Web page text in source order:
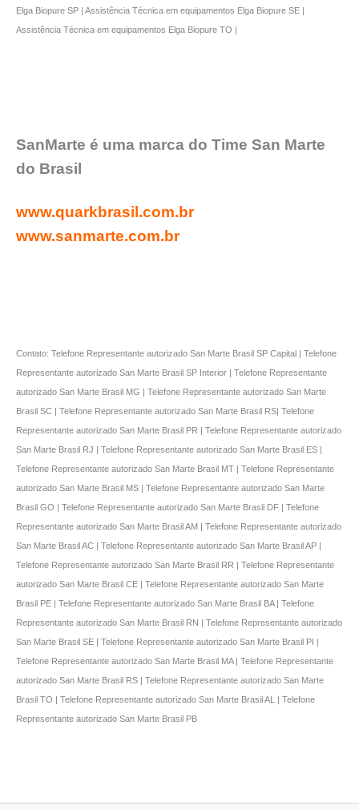
Elga Biopure SP | Assistência Técnica em equipamentos Elga Biopure SE |
Assistência Técnica em equipamentos Elga Biopure TO |
SanMarte é uma marca do Time San Marte
do Brasil
www.quarkbrasil.com.br
www.sanmarte.com.br
Contato: Telefone Representante autorizado San Marte Brasil SP Capital | Telefone
Representante autorizado San Marte Brasil SP Interior | Telefone Representante
autorizado San Marte Brasil MG | Telefone Representante autorizado San Marte
Brasil SC | Telefone Representante autorizado San Marte Brasil RS| Telefone
Representante autorizado San Marte Brasil PR | Telefone Representante autorizado
San Marte Brasil RJ | Telefone Representante autorizado San Marte Brasil ES |
Telefone Representante autorizado San Marte Brasil MT | Telefone Representante
autorizado San Marte Brasil MS | Telefone Representante autorizado San Marte
Brasil GO | Telefone Representante autorizado San Marte Brasil DF | Telefone
Representante autorizado San Marte Brasil AM | Telefone Representante autorizado
San Marte Brasil AC | Telefone Representante autorizado San Marte Brasil AP |
Telefone Representante autorizado San Marte Brasil RR | Telefone Representante
autorizado San Marte Brasil CE | Telefone Representante autorizado San Marte
Brasil PE | Telefone Representante autorizado San Marte Brasil BA | Telefone
Representante autorizado San Marte Brasil RN | Telefone Representante autorizado
San Marte Brasil SE | Telefone Representante autorizado San Marte Brasil PI |
Telefone Representante autorizado San Marte Brasil MA | Telefone Representante
autorizado San Marte Brasil RS | Telefone Representante autorizado San Marte
Brasil TO | Telefone Representante autorizado San Marte Brasil AL | Telefone
Representante autorizado San Marte Brasil PB